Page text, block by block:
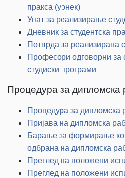
пракса (урнек)
Упат за реализирање
Дневник за студентска
Потврда за реализирана
Професори одговорни за
студиски програми
Процедура за дипломска
Процедура за дипломска
Пријава на дипломска
Барање за формирање
одбрана на дипломска
Преглед на положени
Преглед на положени